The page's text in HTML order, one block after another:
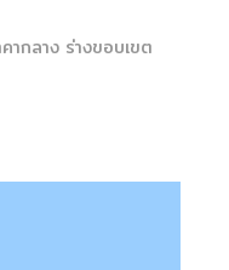
ากลาง ร่างขอบเขต